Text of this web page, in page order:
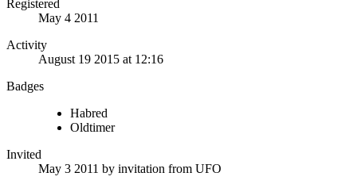
Registered
May 4 2011
Activity
August 19 2015 at 12:16
Badges
Habred
Oldtimer
Invited
May 3 2011 by invitation from UFO